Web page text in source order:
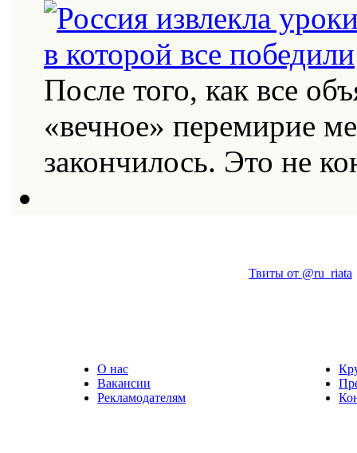
После того, как все
«вечное» перемирие
закончилось. Это не
Твиты от @ru_riata
О нас
Вакансии
Рекламодателям